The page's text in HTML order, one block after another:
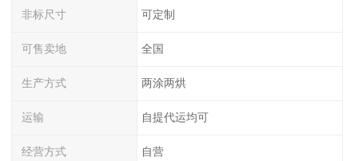
非标尺寸 可定制
可售卖地 全国
生产方式 两涂两烘
运输 自提代运均可
经营方式 自营